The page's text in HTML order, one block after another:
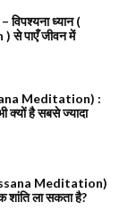
विपश्यना ध्यान (
पाएँ जीवन में
Meditation) :
क्यों है सबसे ज्यादा
Meditation)
ला सकता है?